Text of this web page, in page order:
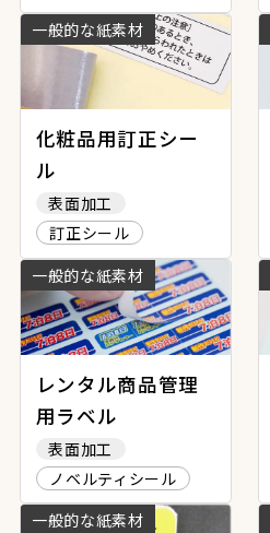
一般的な紙素材
化粧品用訂正シー
ル
表面加工
訂正シール
一般的な紙素材
レンタル商品管理
用ラベル
表面加工
ノベルティシール
一般的な紙素材